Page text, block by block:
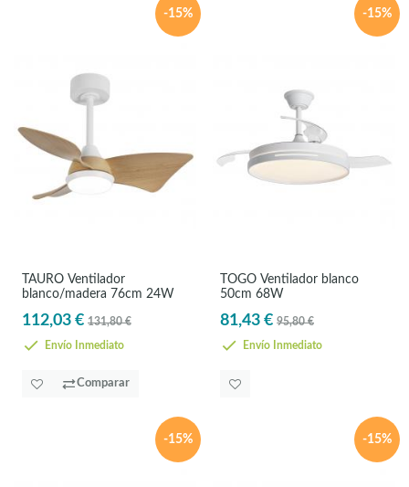
-15%
TAURÓ Ventilador
blanco/madera 76cm 24W
112,03 € 131,80 €
Envío Inmediato
Comparar
-15%
TOGO Ventilador blanco
50cm 68W
81,43 € 95,80 €
Envío Inmediato
-15% -15%